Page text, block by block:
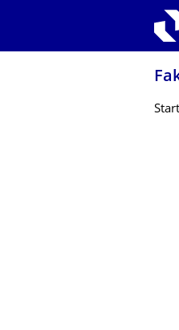
Zur Hauptnavigation springen